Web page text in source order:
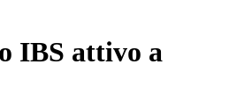
IBS attivo a